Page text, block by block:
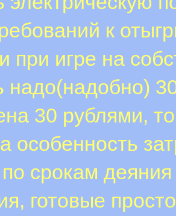
к
при игре на
надо(надобно)
30 рублями,
особенность
срокам
готовые